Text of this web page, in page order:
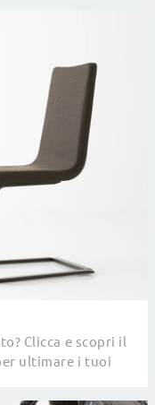
Clicca e scopri il
ultimare i tuoi